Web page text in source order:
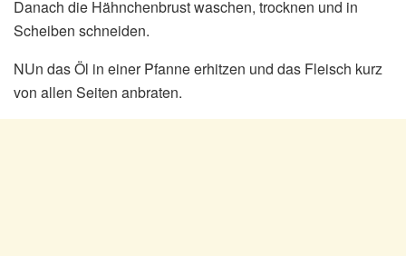
Danach die Hähnchenbrust waschen, trocknen und in
Scheiben schneiden.
NUn das Öl in einer Pfanne erhitzen und das Fleisch kurz
von allen Seiten anbraten.